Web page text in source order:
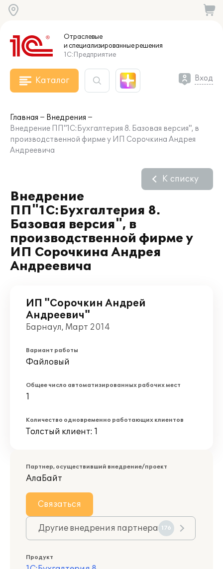
Отраслевые
и специализированныерешения
1С:Предприятие
Каталог Вход
Главная
Внедрения
Внедрение ПП"1C:Бухгалтерия 8. Базовая версия", в
производственной фирме у ИП Сорочкина Андрея
Андреевича
Внедрение
ПП"1C:Бухгалтерия 8.
Базовая версия", в
производственной фирме у
ИП Сорочкина Андрея
Андреевича
К списку
ИП "Сорочкин Андрей
Андреевич"
Барнаул, Март 2014
Вариант работы
Файловый
Общее число автоматизированных рабочих мест
1
Количество одновременно работающих клиентов
Толстый клиент: 1
Партнер, осуществивший внедрение/проект
АлаБайт
Связаться
Другие внедрения партнера 176
Продукт